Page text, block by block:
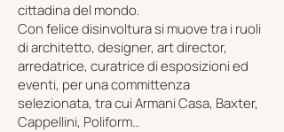
cittadina del mondo.
Con felice disinvoltura si muove tra i ruoli
di architetto, designer, art director,
arredatrice, curatrice di esposizioni ed
eventi, per una committenza
selezionata, tra cui Armani Casa, Baxter,
Cappellini, Poliform…